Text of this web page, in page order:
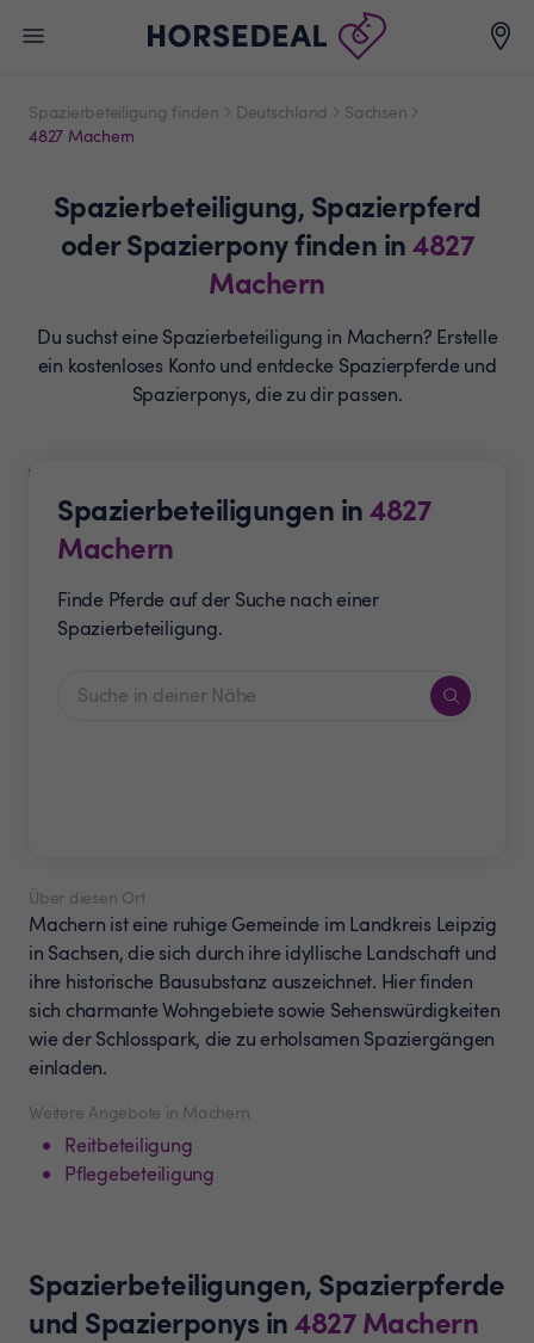
Spazierbeteiligung finden Deutschland
Sachsen
4827 Machern
Spazierbeteiligung, Spazierpferd
oder Spazierponyfinden in4827
Machern
Du suchst eine Spazierbeteiligung in Machern? Erstelle
ein kostenloses Konto und entdecke Spazierpferde und
Spazierponys, die zu dir passen.
Spazierbeteiligungen in4827
Machern
Finde Pferde auf der Suche nach einer
Spazierbeteiligung.
Weitere Angebote in Machern
Reitbeteiligung
Pflegebeteiligung
Über diesen Ort
Machern ist eine ruhige Gemeinde im Landkreis Leipzig
in Sachsen, die sich durch ihre idyllische Landschaft und
ihre historische Bausubstanz auszeichnet. Hier finden
sich charmante Wohngebiete sowie Sehenswürdigkeiten
wie der Schlosspark, die zu erholsamen Spaziergängen
einladen.
Spazierbeteiligungen, Spazierpferde
und Spazierponys in4827 Machern